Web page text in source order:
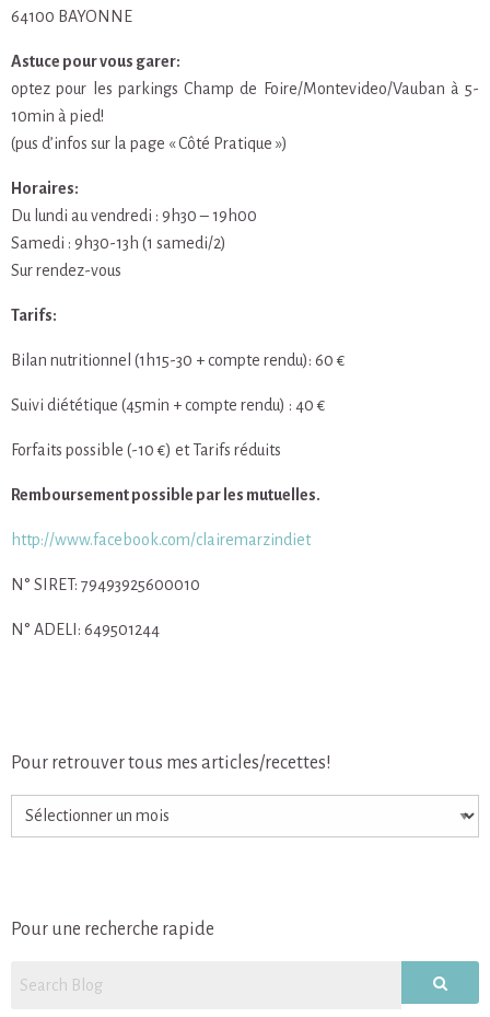
64100 BAYONNE
Astuce pour vous garer:
optez pour les parkings Champ de Foire/Montevideo/Vauban à 5-
10min à pied!
(pus d’infos sur la page « Côté Pratique »)
Horaires:
Du lundi au vendredi : 9h30 – 19h00
Samedi : 9h30-13h (1 samedi/2)
Sur rendez-vous
Tarifs:
Bilan nutritionnel (1h15-30 + compte rendu): 60 €
Suivi diététique (45min + compte rendu) : 40 €
Forfaits possible (-10 €) et Tarifs réduits
Remboursement possible par les mutuelles.
http://www.facebook.com/clairemarzindiet
N° SIRET: 79493925600010
N° ADELI: 649501244
Pour retrouver tous mes articles/recettes!
Pour
retrouver
articles/recettes!
Pour une recherche rapide